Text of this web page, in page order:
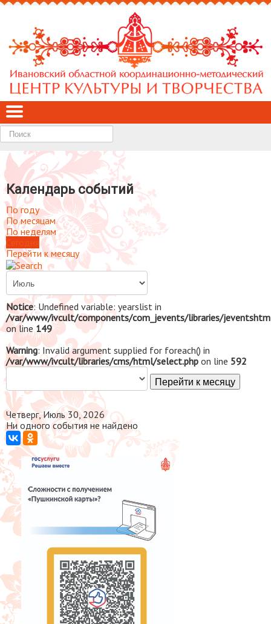
Найти
Календарь событий
По году
По месяцам
По неделям
Перейти к месяцу
Notice: Undefined variable: yearslist in
/var/www/ivcult/components/com_jevents/libraries/
on line 149
Warning: Invalid argument supplied for foreach() in
/var/www/ivcult/libraries/cms/html/select.php on line 592
Перейти к месяцу
Четверг, Июль 30, 2026
Ни одного события не найдено